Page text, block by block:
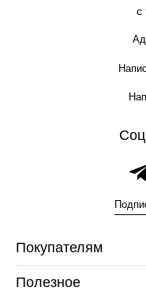
c
Покупателям
Полезное